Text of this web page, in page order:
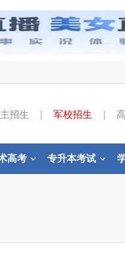
招生 军校招生
高考 专升本考试